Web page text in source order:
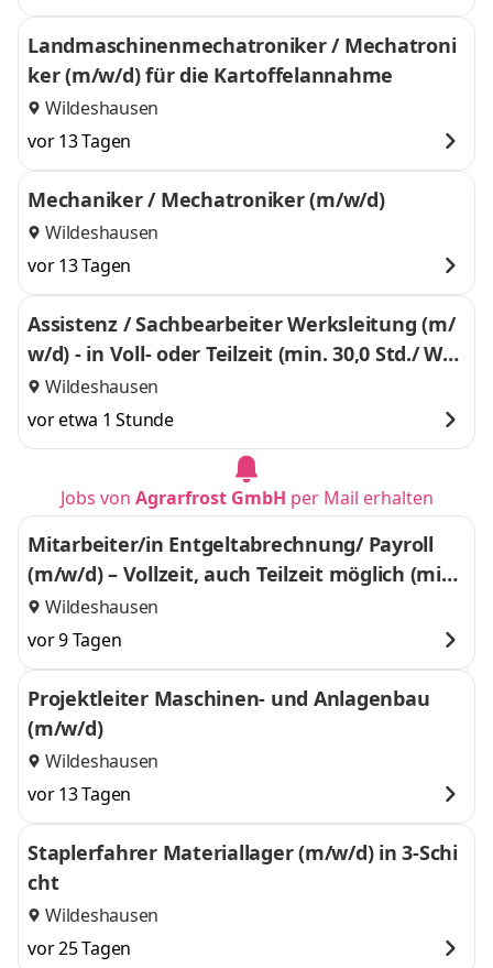
Landmaschinenmechatroniker / Mechatroni
ker (m/w/d) für die Kartoffelannahme
Wildeshausen
vor 13 Tagen
Mechaniker / Mechatroniker (m/w/d)
Wildeshausen
vor 13 Tagen
Assistenz / Sachbearbeiter Werksleitung (m/
w/d) - in Voll- oder Teilzeit (min. 30,0 Std./ Woc
he) -
Wildeshausen
vor etwa 1 Stunde
Jobs von Agrarfrost GmbH per Mail erhalten
Mitarbeiter/in Entgeltabrechnung/ Payroll
(m/w/d) – Vollzeit, auch Teilzeit möglich (min
d. 30 Std./ Woche) –
Wildeshausen
vor 9 Tagen
Projektleiter Maschinen- und Anlagenbau
(m/w/d)
Wildeshausen
vor 13 Tagen
Staplerfahrer Materiallager (m/w/d) in 3-Schi
cht
Wildeshausen
vor 25 Tagen